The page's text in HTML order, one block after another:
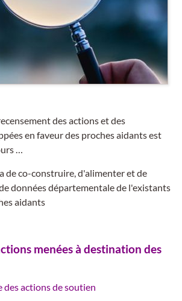
des actions et des
en faveur des proches aidants est
…
de co-construire, d'alimenter et de
données départementale de l'existants
aidants
menées à destination des
des actions de soutien